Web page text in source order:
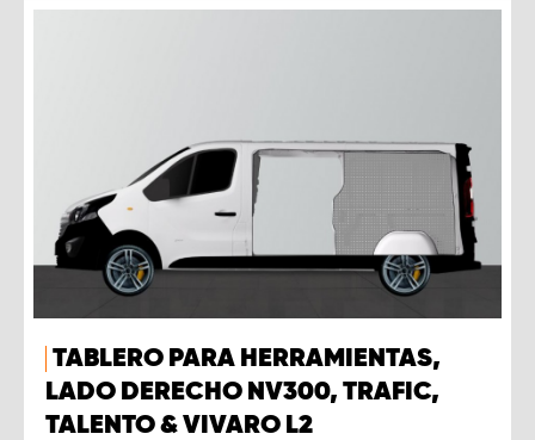
TABLERO PARA HERRAMIENTAS,
LADO DERECHO NV300, TRAFIC,
TALENTO & VIVARO L2